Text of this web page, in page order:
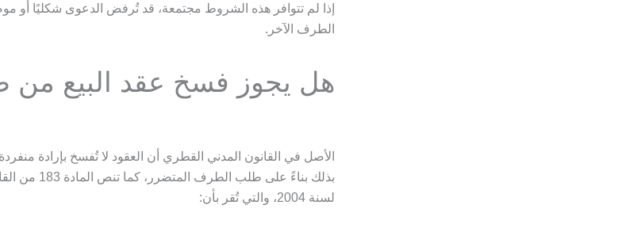
إذا لم تتوافر هذه الشروط مجتمعة، قد تُرفض الدعوى شكليًا أو
الطرف الآخر.
هل يجوز فسخ عقد البيع
الأصل في القانون المدني القطري أن العقود لا تُفسخ بإرادة
لسنة 2004، والتي تُقر بأن: